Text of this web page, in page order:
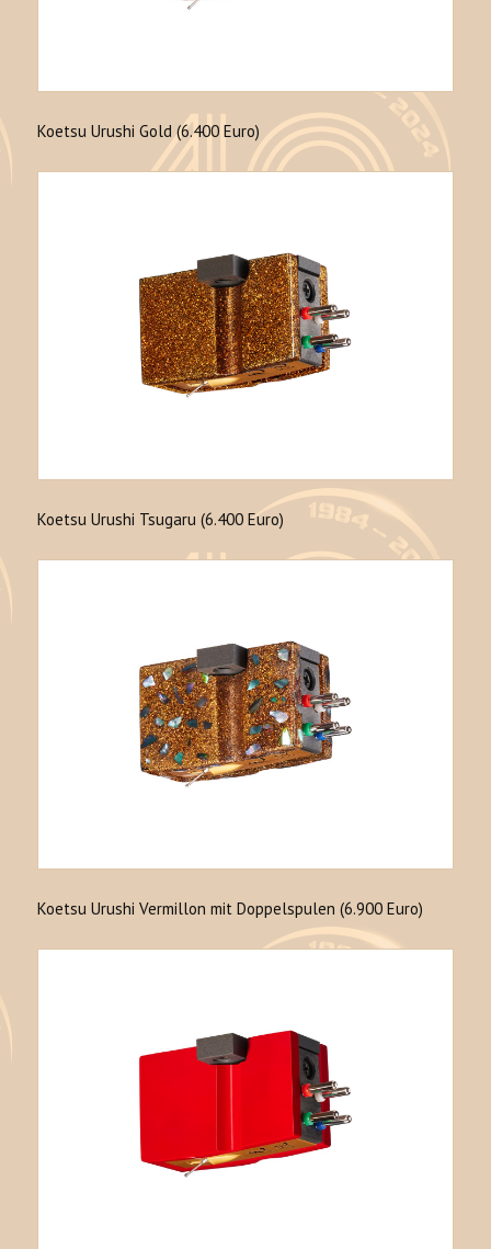
Koetsu Urushi Gold (6.400 Euro)
Koetsu Urushi Tsugaru (6.400 Euro)
Koetsu Urushi Vermillon mit Doppelspulen (6.900 Euro)